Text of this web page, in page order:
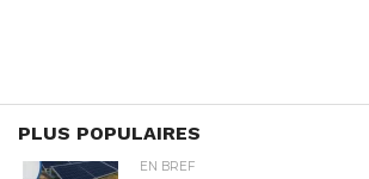
PLUS POPULAIRES
EN BREF